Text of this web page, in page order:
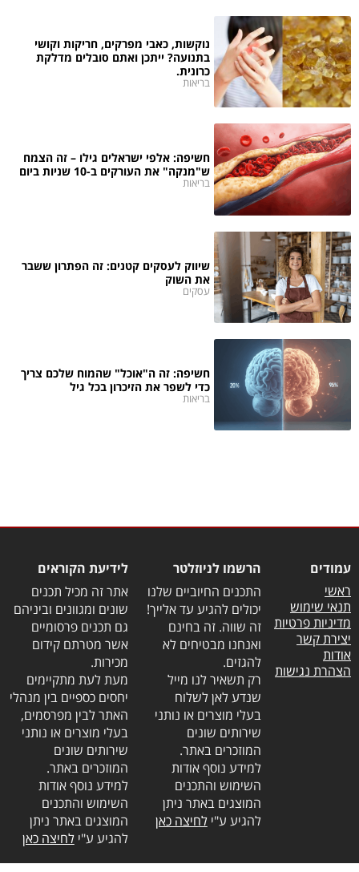
נוקשות, כאבי מפרקים, חריקות וקושי
בתנועה? ייתכן ואתם סובלים מדלקת
כרונית.
בריאות
חשיפה: אלפי ישראלים גילו – זה הצמח
ש"מנקה" את העורקים ב-10 שניות ביום
בריאות
שיווק לעסקים קטנים: זה הפתרון ששבר
את השוק
עסקים
חשיפה: זה ה"אוכל" שהמוח שלכם צריך
כדי לשפר את הזיכרון בכל גיל
בריאות
עמודים
ראשי
תנאי שימוש
מדיניות פרטיות
יצירת קשר
אודות
הצהרת נגישות
הרשמו לניוזלטר
התכנים החיוביים שלנו
יכולים להגיע עד אלייך!
זה שווה. זה בחינם
ואנחנו מבטיחים לא
להגזים.
רק תשאיר לנו מייל
שנדע לאן לשלוח
בעלי מוצרים או נותני
שירותים שונים
המוזכרים באתר.
למידע נוסף אודות
השימוש והתכנים
המוצגים באתר ניתן
להגיע ע"ילחיצה כאן
לידיעת הקוראים
אתר זה מכיל תכנים
שונים ומגוונים וביניהם
גם תכנים פרסומיים
אשר מטרתם קידום
מכירות.
מעת לעת מתקיימים
יחסים כספיים בין מנהלי
האתר לבין מפרסמים,
בעלי מוצרים או נותני
שירותים שונים
המוזכרים באתר.
למידע נוסף אודות
השימוש והתכנים
המוצגים באתר ניתן
להגיע ע"ילחיצה כאן